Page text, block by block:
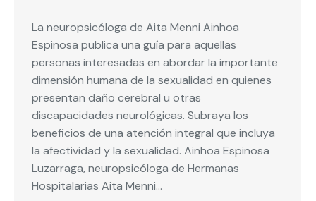
La neuropsicóloga de Aita Menni Ainhoa
Espinosa publica una guía para aquellas
personas interesadas en abordar la importante
dimensión humana de la sexualidad en quienes
presentan daño cerebral u otras
discapacidades neurológicas. Subraya los
beneficios de una atención integral que incluya
la afectividad y la sexualidad. Ainhoa Espinosa
Luzarraga, neuropsicóloga de Hermanas
Hospitalarias Aita Menni…